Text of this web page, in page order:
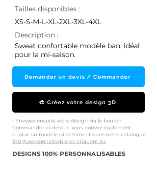
Tailles disponibles :
XS-S-M-L-XL-2XL-3XL-4XL
Description :
Sweat confortable modèle ban, idéal
pour la mi-saison.
Demander un devis / Commander
🎨 Créez votre design 3D
ℹ️ Envoyez ensuite votre design via le bouton
Commander ci-dessus. vous pouvez également
choisir un modèle directement dans notre catalogue
100 % personnalisable en cliquant ici.
DESIGNS 100% PERSONNALISABLES